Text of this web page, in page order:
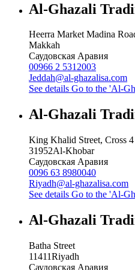
Al-Ghazali
Heerra Market Madina
Makkah
Саудовская Аравия
00966 2 5312003
Jeddah@al-ghazalisa.com
See details Go to the 'Al-
Al-Ghazali
King Khalid Street, Cross 4
31952Al-Khobar
Саудовская Аравия
0096 63 8980040
Riyadh@al-ghazalisa.com
See details Go to the 'Al-
Al-Ghazali
Batha Street
11411Riyadh
Саудовская Аравия